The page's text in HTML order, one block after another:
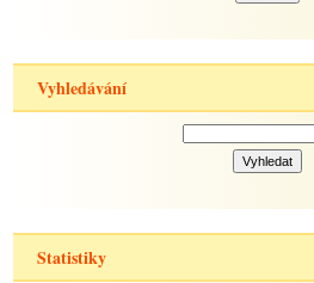
Vyhledávání
Statistiky